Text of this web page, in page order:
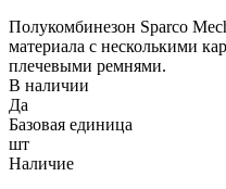
Полукомбинезон Sparco
материала с несколькими
плечевыми ремнями.
В наличии
Да
Базовая единица
шт
Наличие